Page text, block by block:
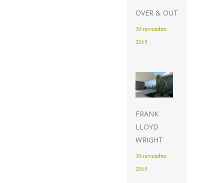
OVER & OUT
30 novembre
2015
FRANK
LLOYD
WRIGHT
30 novembre
2015